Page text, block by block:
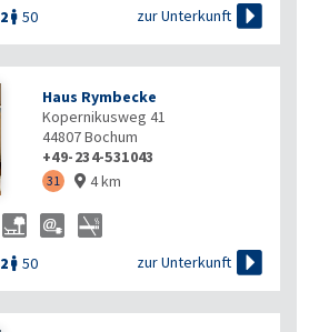
2  50 zur Unterkunft 
Haus Rymbecke
Kopernikusweg 41
44807Bochum
+49-234-531043
31  4 km
2  50 zur Unterkunft 